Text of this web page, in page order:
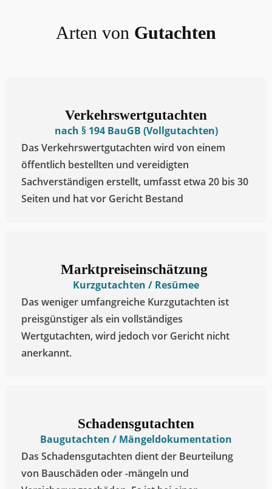
Arten von Gutachten
Verkehrswertgutachten
nach § 194 BauGB (Vollgutachten)
Das Verkehrswertgutachten wird von einem
öffentlich bestellten und vereidigten
Sachverständigen erstellt, umfasst etwa 20 bis 30
Marktpreiseinschätzung ​
Kurzgutachten / Resümee
Das weniger umfangreiche Kurzgutachten ist
preisgünstiger als ein vollständiges